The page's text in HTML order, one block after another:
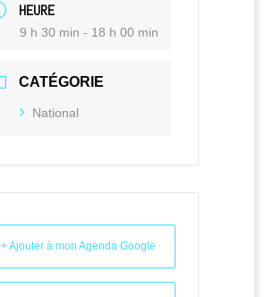
HEURE
9 h 30 min - 18 h 00 min
CATÉGORIE
National
+ Ajouter à mon Agenda Google